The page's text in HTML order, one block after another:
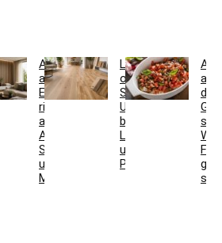
Akustikpaneele
aus
Eiche
richtig
auswählen:
Aufbau,
Schallwirkung
und
Montage
Landhausdiele
oder
Schiffsboden:
Unterschiede
bei
Laminat
und
Parkett
auf
den
Grill
sind